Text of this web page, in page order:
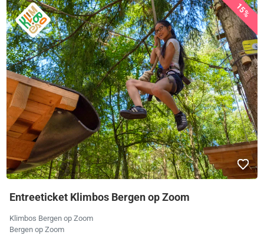
15%
Entreeticket Klimbos Bergen op Zoom
Klimbos Bergen op Zoom
Bergen op Zoom